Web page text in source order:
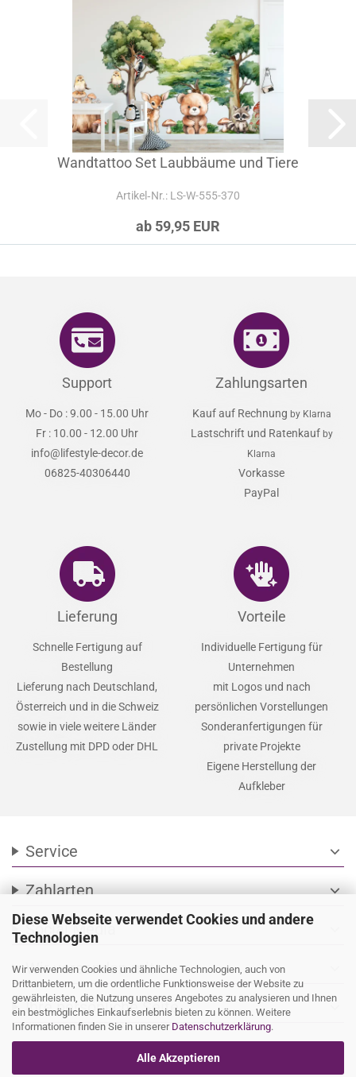
Diese Webseite verwendet Cookies und andere
Technologien
Wir verwenden Cookies und ähnliche Technologien, auch von
Drittanbietern, um die ordentliche Funktionsweise der Website zu
gewährleisten, die Nutzung unseres Angebotes zu analysieren und Ihnen
ein bestmögliches Einkaufserlebnis bieten zu können. Weitere
Informationen finden Sie in unserer Datenschutzerklärung.
Alle Akzeptieren
Wandtattoo Set Laubbäume und Tiere
Artikel‑Nr.: LS-W-555-370
ab 59,95 EUR
Support
Mo - Do : 9.00 - 15.00 Uhr
Fr : 10.00 - 12.00 Uhr
info@lifestyle-decor.de
06825-40306440
Zahlungsarten
Kauf auf Rechnung by Klarna
Lastschrift und Ratenkauf by
Klarna
Vorkasse
PayPal
Lieferung
Schnelle Fertigung auf
Bestellung
Lieferung nach Deutschland,
Österreich und in die Schweiz
sowie in viele weitere Länder
Zustellung mit DPD oder DHL
Vorteile
Individuelle Fertigung für
Unternehmen
mit Logos und nach
persönlichen Vorstellungen
Sonderanfertigungen für
private Projekte
Eigene Herstellung der
Aufkleber
Service expand_more
Zahlarten expand_more
Social Media
Wir versenden mit
Ihre persönliche Seite expand_more